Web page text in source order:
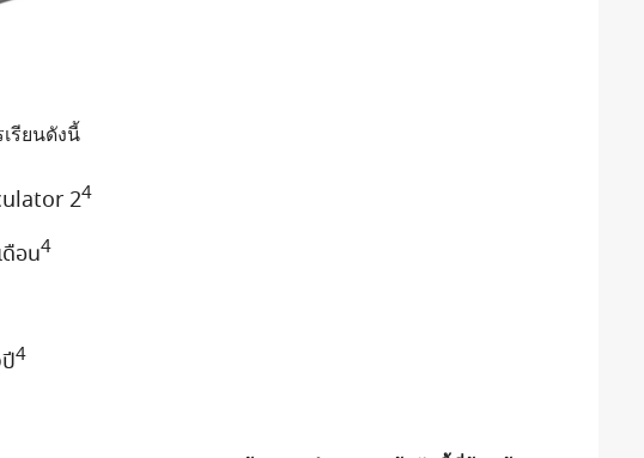
รียนดังนี้
24
ดือน4
4